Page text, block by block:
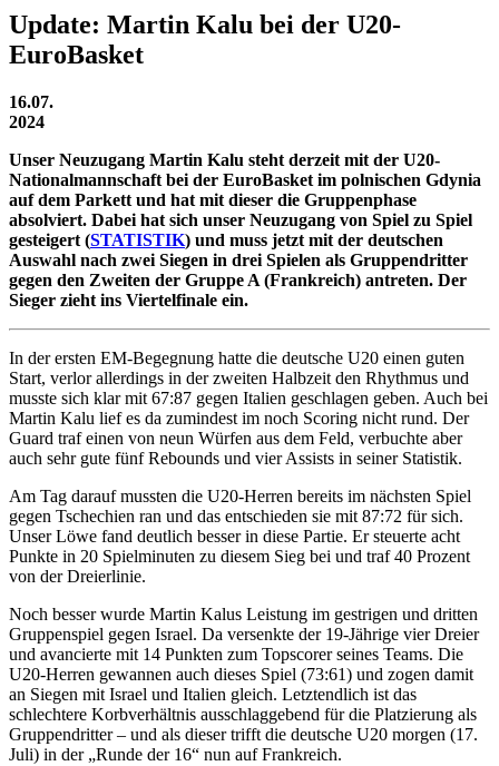
Update: Martin Kalu bei der U20-
EuroBasket
16.07.
2024
Unser Neuzugang Martin Kalu steht derzeit mit der U20-
Nationalmannschaft bei der EuroBasket im polnischen Gdynia
auf dem Parkett und hat mit dieser die Gruppenphase
absolviert. Dabei hat sich unser Neuzugang von Spiel zu Spiel
gesteigert (STATISTIK) und muss jetzt mit der deutschen
Auswahl nach zwei Siegen in drei Spielen als Gruppendritter
gegen den Zweiten der Gruppe A (Frankreich) antreten. Der
Sieger zieht ins Viertelfinale ein.
In der ersten EM-Begegnung hatte die deutsche U20 einen guten
Start, verlor allerdings in der zweiten Halbzeit den Rhythmus und
musste sich klar mit 67:87 gegen Italien geschlagen geben. Auch bei
Martin Kalu lief es da zumindest im noch Scoring nicht rund. Der
Guard traf einen von neun Würfen aus dem Feld, verbuchte aber
auch sehr gute fünf Rebounds und vier Assists in seiner Statistik.
Am Tag darauf mussten die U20-Herren bereits im nächsten Spiel
gegen Tschechien ran und das entschieden sie mit 87:72 für sich.
Unser Löwe fand deutlich besser in diese Partie. Er steuerte acht
Punkte in 20 Spielminuten zu diesem Sieg bei und traf 40 Prozent
von der Dreierlinie.
Noch besser wurde Martin Kalus Leistung im gestrigen und dritten
Gruppenspiel gegen Israel. Da versenkte der 19-Jährige vier Dreier
und avancierte mit 14 Punkten zum Topscorer seines Teams. Die
U20-Herren gewannen auch dieses Spiel (73:61) und zogen damit
an Siegen mit Israel und Italien gleich. Letztendlich ist das
schlechtere Korbverhältnis ausschlaggebend für die Platzierung als
Gruppendritter – und als dieser trifft die deutsche U20 morgen (17.
Juli) in der „Runde der 16“ nun auf Frankreich.